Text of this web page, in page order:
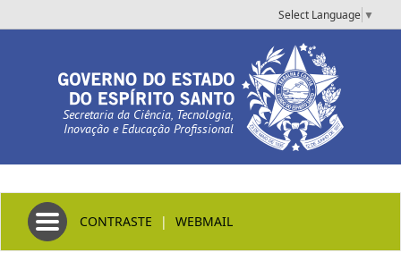
Select Language ▼
Secretaria da Ciência, Tecnologia,
Inovação e Educação Profissional
Toggle navigation
CONTRASTE | WEBMAIL